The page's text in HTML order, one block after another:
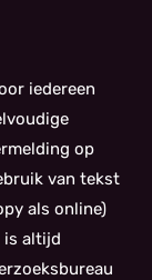
iedereen
op
van tekst
als online)
is altijd